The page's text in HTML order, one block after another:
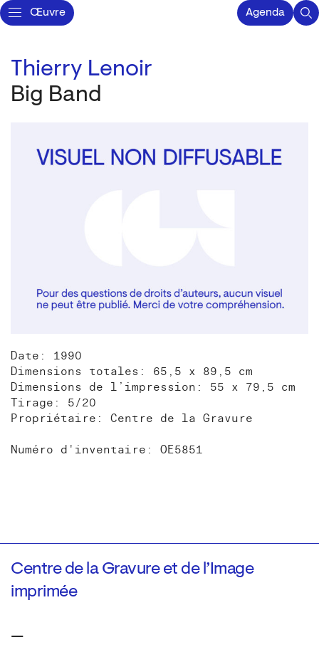
Œuvre Agenda
Thierry Lenoir
Big Band
Date: 1990
Dimensions totales: 65,5 x 89,5 cm
Dimensions de l’impression: 55 x 79,5 cm
Tirage: 5/20
Propriétaire: Centre de la Gravure
Numéro d'inventaire: OE5851
Centre de la Gravure et de l’Image
imprimée
—